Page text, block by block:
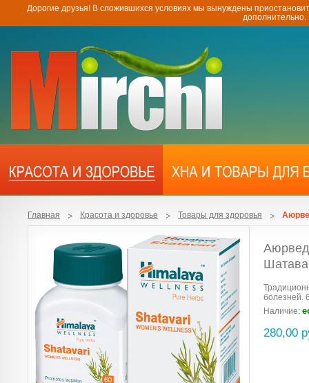
Дорогие друзья! В сложившихся условиях мы вынуждены
Главная Красота и здоровье Товары для здоровья
болезней.
Наличие:
280,00